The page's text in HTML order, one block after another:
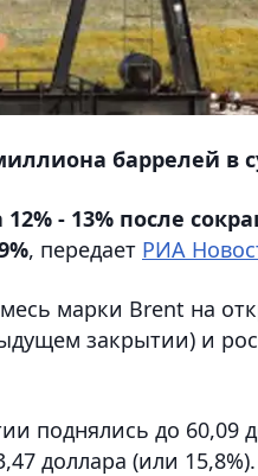
баррелей в
- 13% после
, передает РИА
марки Brent на
закрытии) и
поднялись до 60,09
доллара (или 15,8%).